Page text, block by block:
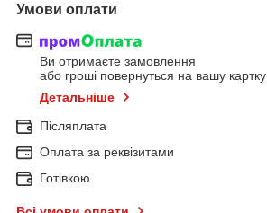
Умови оплати
Ви отримаєте замовлення
або гроші повернуться на вашу картку
Детальніше
Післяплата
Оплата за реквізитами
Готівкою